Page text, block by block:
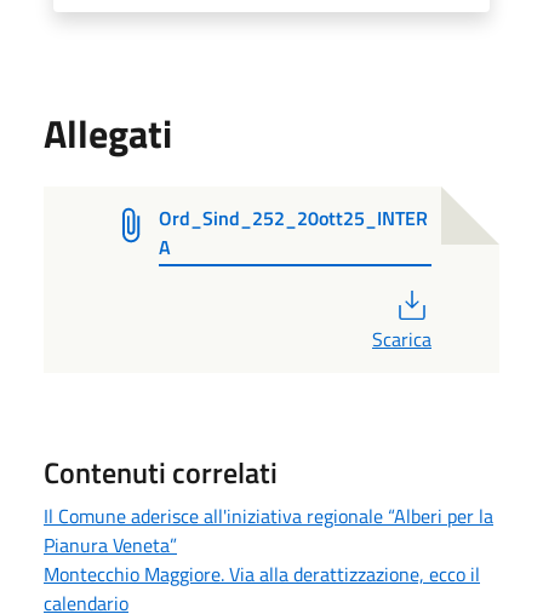
Allegati
Ord_Sind_252_20ott25_INTER
A
Scarica
Contenuti correlati
Il Comune aderisce all'iniziativa regionale “Alberi per la
Pianura Veneta”
Montecchio Maggiore. Via alla derattizzazione, ecco il
calendario